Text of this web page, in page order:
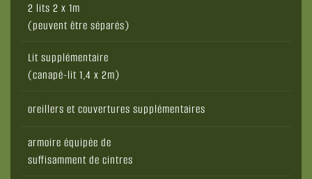
2 lits 2 x 1m
(peuvent être séparés)
Lit supplémentaire
(canapé-lit 1,4 x 2m)
oreillers et couvertures supplémentaires
armoire équipée de
suffisamment de cintres